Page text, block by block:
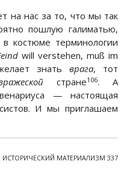
на нас за то, что мы так
пошлую галиматью,
костюме терминологии
will verstehen, muß im
знатьврага, тот
стране106. А
— настоящая
И мы приглашаем
МАТЕРИАЛИЗМ 337